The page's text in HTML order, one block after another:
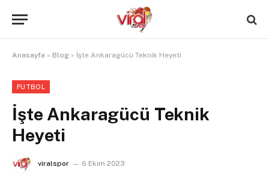
Anasayfa » Blog » İşte Ankaragücü Teknik Heyeti
FUTBOL
İşte Ankaragücü Teknik
Heyeti
viralspor 6 Ekim 2023